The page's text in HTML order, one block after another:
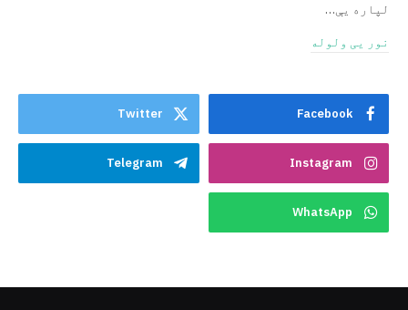
لپاره یې…
نور یی ولوله
Facebook
Twitter
Instagram
Telegram
WhatsApp